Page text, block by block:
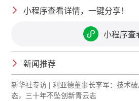
小程序查看详情，一键分享！
小程序查
新闻推荐
新华社专访 | 利亚德董事长李军：技术
态，三十年不坠创新青云志